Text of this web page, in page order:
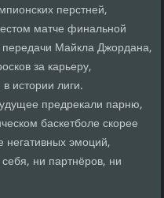
перстней,
матче финальной
Майкла Джордана,
за карьеру,
истории лиги.
предрекали парню,
баскетболе скорее
негативных эмоций,
ни партнёров, ни